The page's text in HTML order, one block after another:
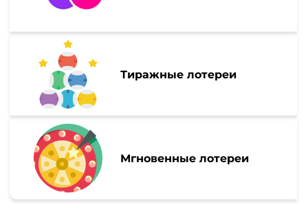
Тиражные лотереи
Мгновенные лотереи